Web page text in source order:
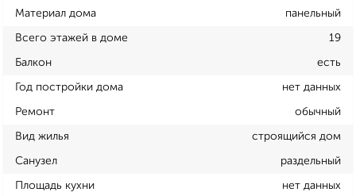
Материал дома панельный
Всего этажей в доме 19
Балкон есть
Год постройки дома нет данных
Ремонт обычный
Вид жилья строящийся дом
Санузел раздельный
Площадь кухни нет данных